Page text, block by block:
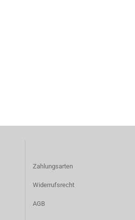
Zahlungsarten
Widerrufsrecht
AGB